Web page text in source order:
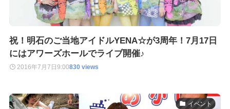
祝！明石のご当地アイドルYENA☆が3周年！7月17日
にはアワーズホールでライブ開催♪
2016年7月7日 9:00830 views
イベント